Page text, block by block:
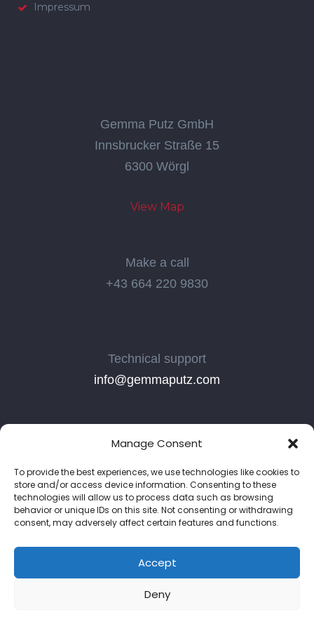
Manage Consent
To provide the best experiences, we use technologies like cookies to
store and/or access device information. Consenting to these
technologies will allow us to process data such as browsing
behavior or unique IDs on this site. Not consenting or withdrawing
consent, may adversely affect certain features and functions.
Accept
Deny
Impressum
Gemma Putz GmbH
Innsbrucker Straße 15
6300 Wörgl
View Map
Make a call
+43 664 220 9830
Technical support
info@gemmaputz.com
Reserved.